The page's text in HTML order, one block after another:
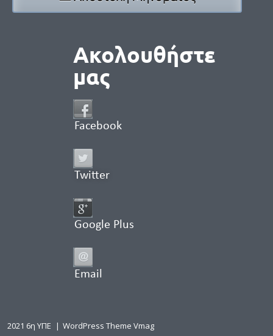
Ακολουθήστε
μας
Facebook
Twitter
Google Plus
Email
2021 6η ΥΠΕ | WordPress Theme Vmag